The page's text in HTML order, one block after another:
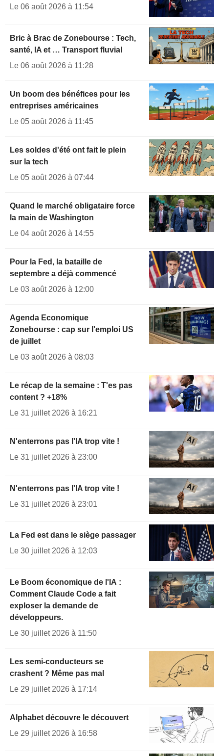
Le 06 août 2026 à 11:54
Bric à Brac de Zonebourse : Tech,
santé, IA et … Transport fluvial
Le 06 août 2026 à 11:28
Un boom des bénéfices pour les
entreprises américaines
Le 05 août 2026 à 11:45
Les soldes d'été ont fait le plein
sur la tech
Le 05 août 2026 à 07:44
Quand le marché obligataire force
la main de Washington
Le 04 août 2026 à 14:55
Pour la Fed, la bataille de
septembre a déjà commencé
Le 03 août 2026 à 12:00
Agenda Economique
Zonebourse : cap sur l'emploi US
de juillet
Le 03 août 2026 à 08:03
Le récap de la semaine : T'es pas
content ? +18%
Le 31 juillet 2026 à 16:21
N'enterrons pas l'IA trop vite !
Le 31 juillet 2026 à 23:00
N'enterrons pas l'IA trop vite !
Le 31 juillet 2026 à 23:01
La Fed est dans le siège passager
Le 30 juillet 2026 à 12:03
Le Boom économique de l'IA :
Comment Claude Code a fait
exploser la demande de
développeurs.
Le 30 juillet 2026 à 11:50
Les semi-conducteurs se
crashent ? Même pas mal
Le 29 juillet 2026 à 17:14
Alphabet découvre le découvert
Le 29 juillet 2026 à 16:58